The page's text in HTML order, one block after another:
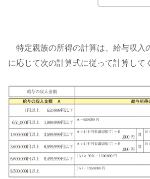
特定親族の所得の計算は、給与収入
に応じて次の計算式に従って計算して